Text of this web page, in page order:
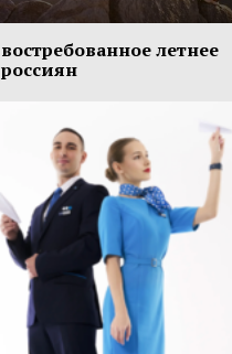
летнее